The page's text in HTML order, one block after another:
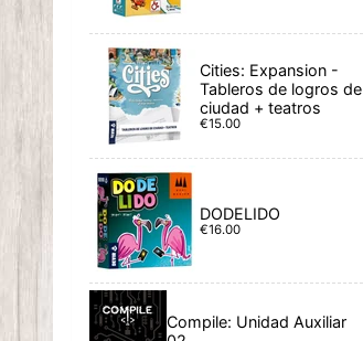
Cities: Expansion -
Tableros de logros de
ciudad + teatros
€15.00
DODELIDO
€16.00
Compile: Unidad Auxiliar